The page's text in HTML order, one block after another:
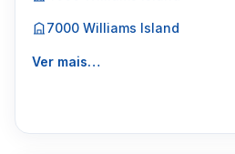
7000 Williams Island
Ver mais…